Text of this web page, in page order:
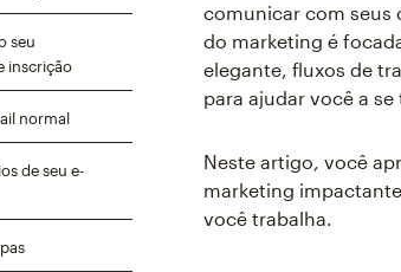
seu
inscrição
normal
de seu e-
comunicar com seus
do marketing é
elegante, fluxos de
para ajudar você a
Neste artigo, você
marketing
você trabalha.